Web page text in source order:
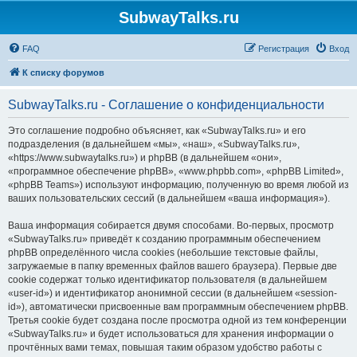
SubwayTalks.ru
FAQ Вход
Регистрация
К списку форумов
SubwayTalks.ru - Соглашение о конфиденциальности
Это соглашение подробно объясняет, как «SubwayTalks.ru» и его
подразделения (в дальнейшем «мы», «наш», «SubwayTalks.ru»,
«https://www.subwaytalks.ru») и phpBB (в дальнейшем «они»,
«программное обеспечение phpBB», «www.phpbb.com», «phpBB Limited»,
«phpBB Teams») используют информацию, полученную во время любой из
ваших пользовательских сессий (в дальнейшем «ваша информация»).
Ваша информация собирается двумя способами. Во-первых, просмотр
«SubwayTalks.ru» приведёт к созданию программным обеспечением
phpBB определённого числа cookies (небольшие текстовые файлы,
загружаемые в папку временных файлов вашего браузера). Первые две
cookie содержат только идентификатор пользователя (в дальнейшем
«user-id») и идентификатор анонимной сессии (в дальнейшем «session-
id»), автоматически присвоенные вам программным обеспечением phpBB.
Третья cookie будет создана после просмотра одной из тем конференции
«SubwayTalks.ru» и будет использоваться для хранения информации о
прочтённых вами темах, повышая таким образом удобство работы с